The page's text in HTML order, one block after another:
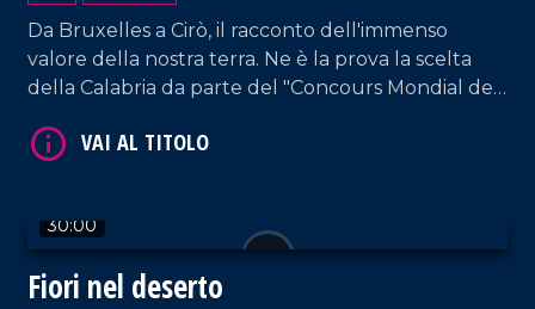
Da Bruxelles a Cirò, il racconto dell'immenso
valore della nostra terra. Ne è la prova la scelta
della Calabria da parte del "Concours Mondial de
che ha visto la partecipazione di 20 Paesi, oltre 100
30:00
Fiori nel deserto